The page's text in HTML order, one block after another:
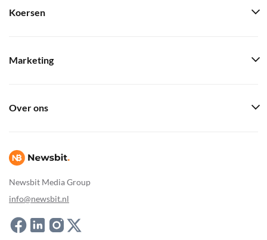
Newsbit Media Group
info@newsbit.nl
Koersen
Marketing
Over ons